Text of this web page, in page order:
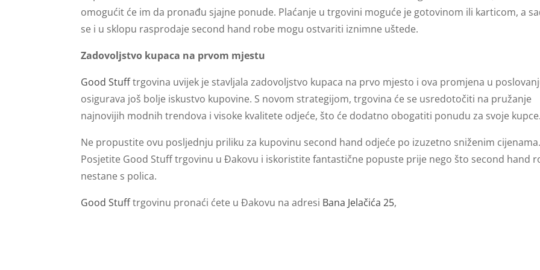
omogućit će im da pronađu sjajne ponude. Plaćanje u trgovini moguće je gotovinom ili karticom, a
se i u sklopu rasprodaje second hand robe mogu ostvariti iznimne uštede.
Zadovoljstvo kupaca na prvom mjestu
Good Stufftrgovina uvijek je stavljala zadovoljstvo kupaca na prvo mjesto i ova promjena u
osigurava još bolje iskustvo kupovine. S novom strategijom, trgovina će se usredotočiti na pružanje
najnovijih modnih trendova i visoke kvalitete odjeće, što će dodatno obogatiti ponudu za svoje kupce.
Ne propustite ovu posljednju priliku za kupovinu second hand odjeće po izuzetno sniženim cijenama.
Posjetite Good Stuff trgovinu u Đakovu i iskoristite fantastične popuste prije nego što second hand
nestane s polica.
Good Stufftrgovinu pronaći ćete u Đakovu na adresi Bana Jelačića 25,